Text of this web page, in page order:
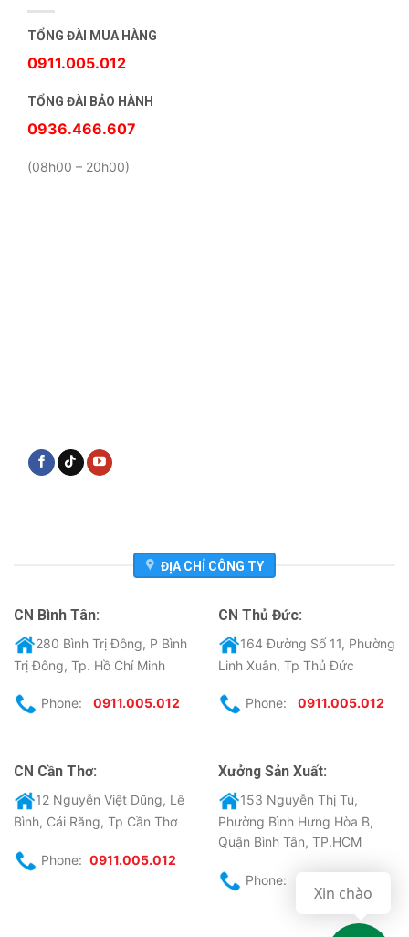
TỔNG ĐÀI MUA HÀNG
0911.005.012
TỔNG ĐÀI BẢO HÀNH
0936.466.607
(08h00 – 20h00)
ĐỊA CHỈ CÔNG TY
CN Bình Tân:
280 Bình Trị Đông, P Bình
Trị Đông, Tp. Hồ Chí Minh
Phone: 0911.005.012
CN Thủ Đức:
164 Đường Số 11, Phường
Linh Xuân, Tp Thủ Đức
Phone: 0911.005.012
CN Cần Thơ:
12 Nguyễn Việt Dũng, Lê
Bình, Cái Răng, Tp Cần Thơ
Phone: 0911.005.012
Xưởng Sản Xuất:
153 Nguyễn Thị Tú,
Phường Bình Hưng Hòa B,
Quận Bình Tân, TP.HCM
Phone:
Xin chào